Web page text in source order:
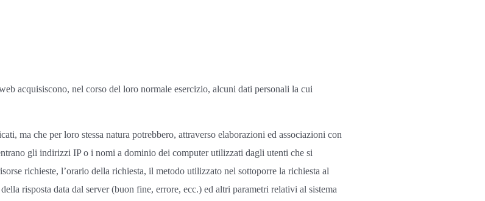
acquisiscono, nel corso del loro normale esercizio, alcuni dati personali la cui
ma che per loro stessa natura potrebbero, attraverso elaborazioni ed associazioni con
gli indirizzi IP o i nomi a dominio dei computer utilizzati dagli utenti che si
richieste, l’orario della richiesta, il metodo utilizzato nel sottoporre la richiesta al
risposta data dal server (buon fine, errore, ecc.) ed altri parametri relativi al sistema